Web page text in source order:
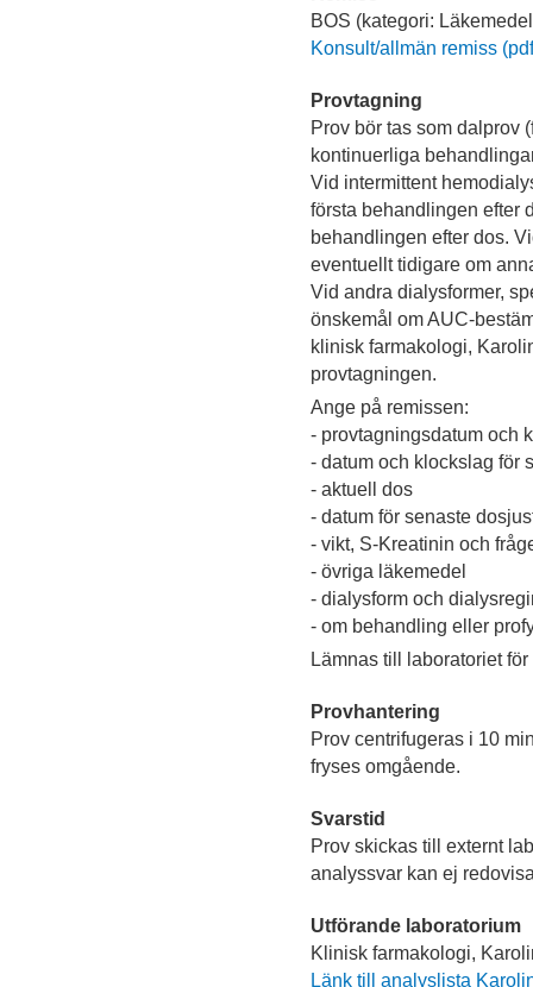
BOS (kategori:
Konsult/allmän remiss
Provtagning
Prov bör tas som dalprov
kontinuerliga
Vid intermittent
första behandlingen efter
behandlingen efter dos.
eventuellt tidigare om
Vid andra dialysformer,
önskemål om AUC-
klinisk farmakologi,
provtagningen.
Ange på remissen:
- provtagningsdatum och
- datum och klockslag för
- aktuell dos
- datum för senaste
- vikt, S-Kreatinin och
- övriga läkemedel
- dialysform och
- om behandling eller
Lämnas till laboratoriet
Provhantering
Prov centrifugeras i 10
fryses omgående.
Svarstid
Prov skickas till externt
analyssvar kan ej
Utförande laboratorium
Klinisk farmakologi,
Länk till analyslista